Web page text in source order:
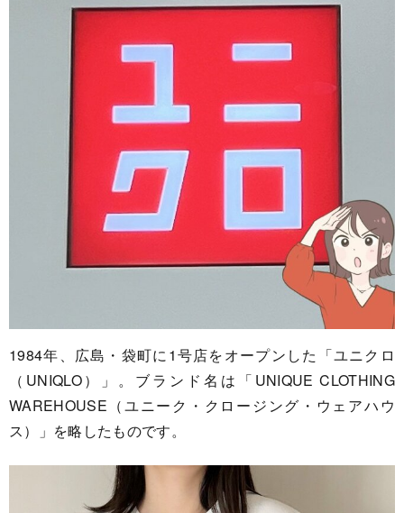
1984年、広島・袋町に1号店をオープンした「ユニクロ
（UNIQLO）」。ブランド名は「UNIQUE CLOTHING
WAREHOUSE（ユニーク・クロージング・ウェアハウ
ス）」を略したものです。